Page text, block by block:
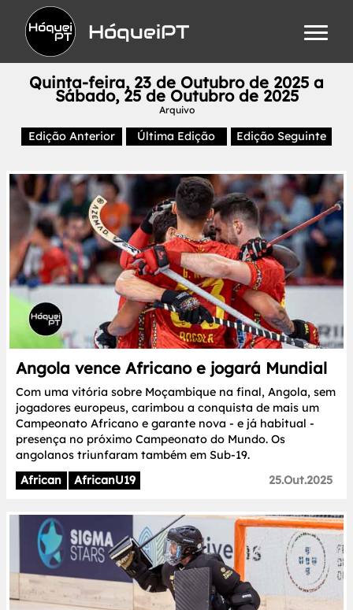
HóqueiPT
Quinta-feira, 23 de Outubro de 2025 a
Sábado, 25 de Outubro de 2025
Arquivo
Edição Anterior Última Edição Edição Seguinte
Angola vence Africano e jogará Mundial
Com uma vitória sobre Moçambique na final, Angola, sem
jogadores europeus, carimbou a conquista de mais um
Campeonato Africano e garante nova - e já habitual -
presença no próximo Campeonato do Mundo. Os
angolanos triunfaram também em Sub-19.
African
AfricanU19 25.Out.2025